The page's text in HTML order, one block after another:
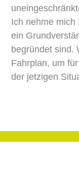
Ich nehme mich
ein
begründet sind.
Fahrplan, um
der jetzigen